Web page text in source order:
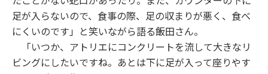
足が入らないので、食事の際、足の収まりが悪く、食べ
にくいのです」と笑いながら語る飯田さん。
「いつか、アトリエにコンクリートを流して大きなリ
ビングにしたいですね。あとは下に足が入って座りやす